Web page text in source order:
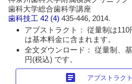
歯科大学総合歯科学講座
歯科技工 42 (4)435-446, 2014.
アブストラクト： 従量制は
は基本料金に含まれます。
全文ダウンロード： 従量制、
円(税込) です。
article アブストラク